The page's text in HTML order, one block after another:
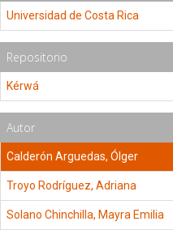
Universidad de Costa Rica
Repositorio
Kérwá
Autor
Calderón Arguedas, Ólger
Troyo Rodríguez, Adriana
Solano Chinchilla, Mayra Emilia